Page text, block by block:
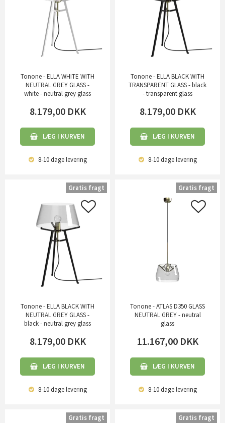
Tonone - ELLA WHITE WITH
NEUTRAL GREY GLASS -
white - neutral grey glass
8.179,00 DKK
LÆG I KURVEN
8-10 dagelevering
Tonone - ELLA BLACK WITH
TRANSPARENT GLASS - black
- transparent glass
8.179,00 DKK
LÆG I KURVEN
8-10 dagelevering
Tonone - ELLA BLACK WITH
NEUTRAL GREY GLASS -
black - neutral grey glass
8.179,00 DKK
LÆG I KURVEN
8-10 dagelevering
Gratis fragt
Tonone - ATLAS D350 GLASS
NEUTRAL GREY - neutral
glass
11.167,00 DKK
LÆG I KURVEN
8-10 dagelevering
Gratis fragt
Gratis fragt Gratis fragt